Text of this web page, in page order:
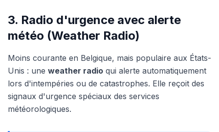
3. Radio d'urgence avec alerte
météo (Weather Radio)
Moins courante en Belgique, mais populaire aux États-
Unis : une weather radio qui alerte automatiquement
lors d'intempéries ou de catastrophes. Elle reçoit des
signaux d'urgence spéciaux des services
météorologiques.